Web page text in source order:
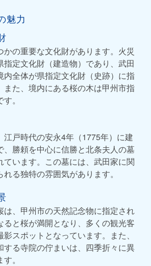
魅力
かの重要な文化財があります。火災
指定文化財（建造物）であり、武田
内全体が県指定文化財（史跡）に指
また、境内にある桜の木は甲州市指
。
江戸時代の安永4年（1775年）に建
、勝頼を中心に信勝と北条夫人の墓
ています。この墓には、武田家に関
る独特の雰囲気があります。
は、甲州市の天然記念物に指定され
ると桜が満開となり、多くの観光客
スポットとなっています。また、
する寺院の佇まいは、四季折々に異
。